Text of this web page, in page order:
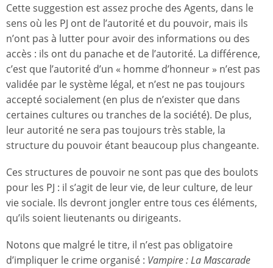
Cette suggestion est assez proche des Agents, dans le
sens où les PJ ont de l’autorité et du pouvoir, mais ils
n’ont pas à lutter pour avoir des informations ou des
accès : ils ont du panache et de l’autorité. La différence,
c’est que l’autorité d’un « homme d’honneur » n’est pas
validée par le système légal, et n’est ne pas toujours
accepté socialement (en plus de n’exister que dans
certaines cultures ou tranches de la société). De plus,
leur autorité ne sera pas toujours très stable, la
structure du pouvoir étant beaucoup plus changeante.
Ces structures de pouvoir ne sont pas que des boulots
pour les PJ : il s’agit de leur vie, de leur culture, de leur
vie sociale. Ils devront jongler entre tous ces éléments,
qu’ils soient lieutenants ou dirigeants.
Notons que malgré le titre, il n’est pas obligatoire
d’impliquer le crime organisé : Vampire : La Mascarade